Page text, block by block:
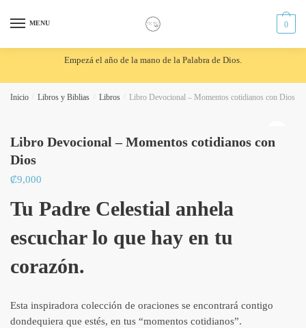
MENU 0
Empezá el año de la mano de la Palabra de Dios.
Inicio Libros y Biblias Libros Libro Devocional – Momentos cotidianos con Dios
Libro Devocional – Momentos cotidianos con
Dios
₡9,000
Tu Padre Celestial anhela
escuchar lo que hay en tu
corazón.
Esta inspiradora colección de oraciones se encontrará contigo
dondequiera que estés, en tus “momentos cotidianos”.